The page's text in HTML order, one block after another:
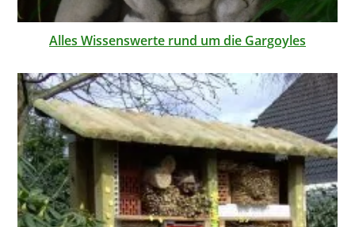
Alles Wissenswerte rund um die Gargoyles